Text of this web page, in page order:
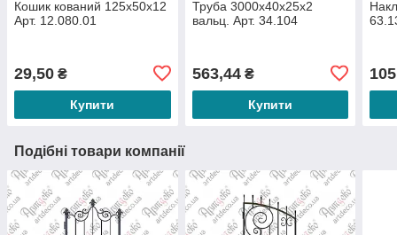
Кошик кований 125х50х12
Арт. 12.080.01
29,50 ₴
Купити
Труба 3000х40х25х2
вальц. Арт. 34.104
563,44₴
Купити
Подібні товари компанії